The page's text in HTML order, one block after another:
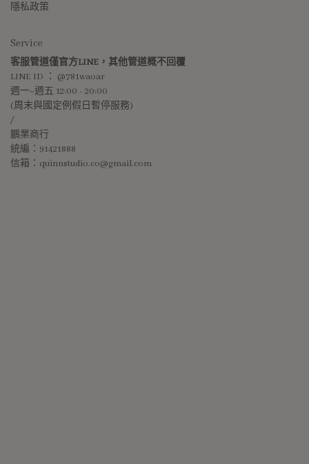
隱私政策
Service
客服管道僅官方LINE，其他管道概不回覆
LINE ID ： @781waoar
週一~週五 12:00 - 20:00
(周末與國定例假日暫停服務)
/
鵬業商行
統編：91421888
信箱：quinnstudio.co@gmail.com